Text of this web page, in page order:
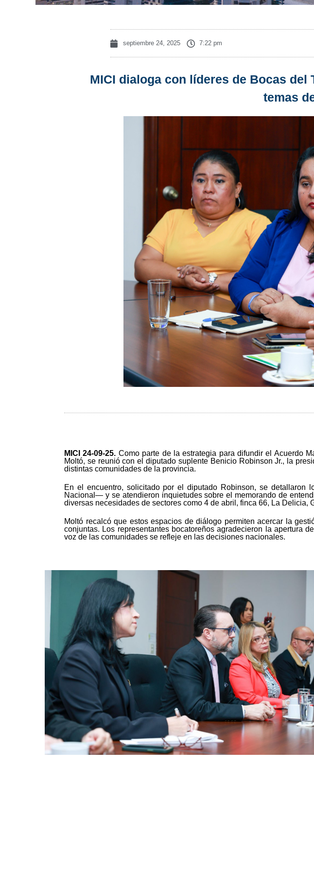
septiembre 24, 2025 7:22 pm
MICI dialoga con líderes de Bocas
temas
MICI 24-09-25. Como parte de la estrategia para difundir el Acuerdo
Moltó, se reunió con el diputado suplente Benicio Robinson Jr., la
distintas comunidades de la provincia.
En el encuentro, solicitado por el diputado Robinson, se
Nacional— y se atendieron inquietudes sobre el memorando de
diversas necesidades de sectores como 4 de abril, finca 66, La
Moltó recalcó que estos espacios de diálogo permiten acercar la
conjuntas. Los representantes bocatoreños agradecieron la apertura
voz de las comunidades se refleje en las decisiones nacionales.